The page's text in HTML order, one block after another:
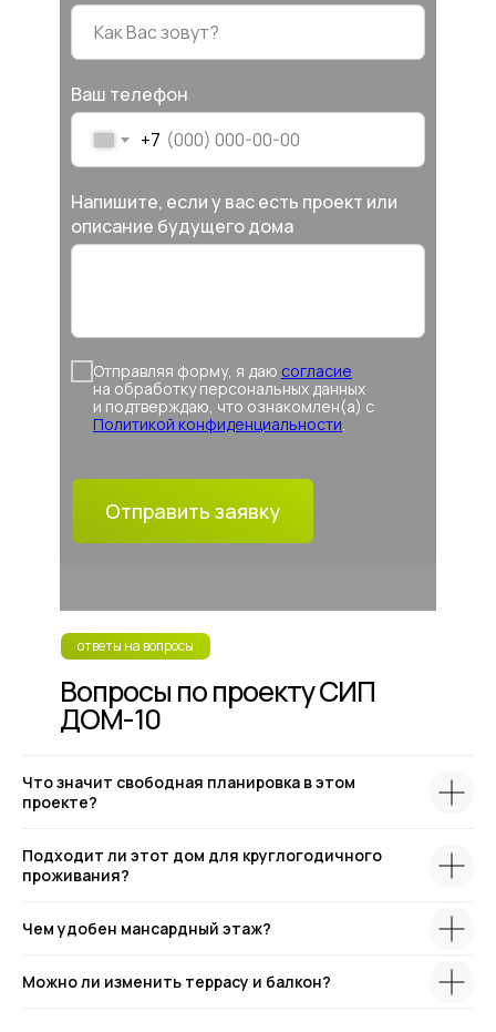
Ваш телефон
+7
Напишите, если у вас есть проект или
описание будущего дома
Отправляя форму, я даю согласие
на обработку персональных данных
и подтверждаю, что ознакомлен(а) с
Политикой конфиденциальности
Отправить заявку
ответы на вопросы
Вопросы по проекту СИП
ДОМ-10
Что значит свободная планировка в этом
проекте?
Подходит ли этот дом для круглогодичного
проживания?
Чем удобен мансардный этаж?
Можно ли изменить террасу и балкон?